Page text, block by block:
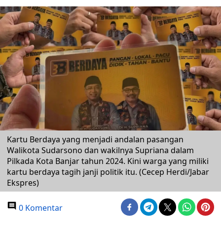
Kartu Berdaya yang menjadi andalan pasangan
Walikota Sudarsono dan wakilnya Supriana dalam
Pilkada Kota Banjar tahun 2024. Kini warga yang miliki
kartu berdaya tagih janji politik itu. (Cecep Herdi/Jabar
Ekspres)
0 Komentar